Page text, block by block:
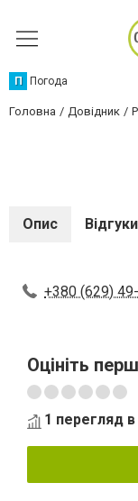
П Погода
Головна Довідник
Опис Відгуки
+380 (629)
Оцініть
1 перегляд в